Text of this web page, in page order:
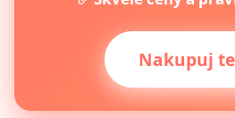
Nakupuj